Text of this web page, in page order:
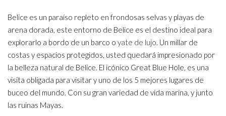
Belice es un paraíso repleto en frondosas selvas y playas de
arena dorada, este entorno de Belice es el destino ideal para
explorarlo a bordo de un barco o yate de lujo. Un millar de
costas y espacios protegidos, usted quedará impresionado por
la belleza natural de Belice. El icónico Great Blue Hole, es una
visita obligada para visitar y uno de los 5 mejores lugares de
buceo del mundo. Con su gran variedad de vida marina, y junto
las ruinas Mayas.